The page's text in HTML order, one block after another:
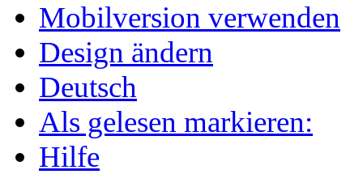
Mobilversion verwenden
Design ändern
Deutsch
Als gelesen markieren:
Hilfe